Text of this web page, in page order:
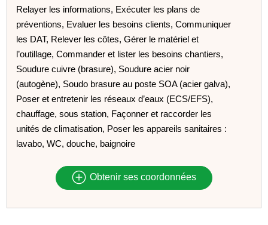
Relayer les informations, Exécuter les plans de
préventions, Evaluer les besoins clients, Communiquer
les DAT, Relever les côtes, Gérer le matériel et
l’outillage, Commander et lister les besoins chantiers,
Soudure cuivre (brasure), Soudure acier noir
(autogène), Soudo brasure au poste SOA (acier galva),
Poser et entretenir les réseaux d’eaux (ECS/EFS),
chauffage, sous station, Façonner et raccorder les
unités de climatisation, Poser les appareils sanitaires :
lavabo, WC, douche, baignoire
Obtenir ses coordonnées